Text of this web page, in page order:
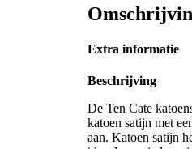
Extra informatie
Beschrijving
De Ten Cate
katoen satijn met
aan. Katoen satijn